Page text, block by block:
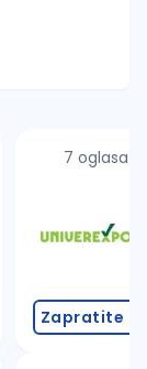
č, ć, š, đ,
7 oglasa
Zapratite